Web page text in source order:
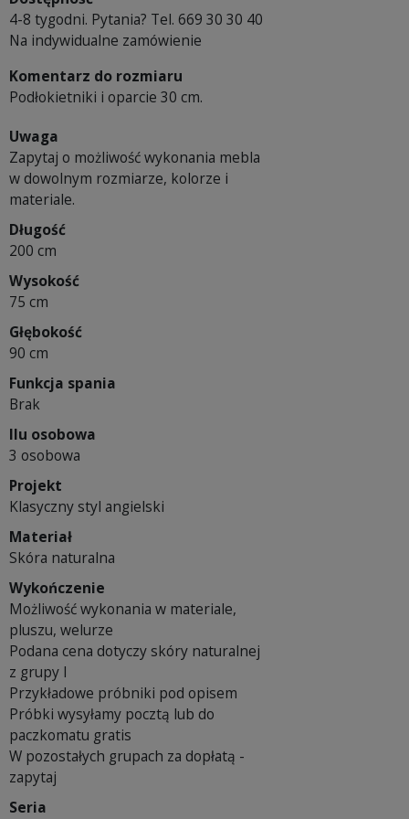
4-8 tygodni. Pytania? Tel. 669 30 30 40
Na indywidualne zamówienie
Komentarz do rozmiaru
Podłokietniki i oparcie 30 cm.
Uwaga
Zapytaj o możliwość wykonania mebla
w dowolnym rozmiarze, kolorze i
materiale.
Długość
200 cm
Wysokość
75 cm
Głębokość
90 cm
Funkcja spania
Brak
Ilu osobowa
3 osobowa
Projekt
Klasyczny styl angielski
Materiał
Skóra naturalna
Wykończenie
Możliwość wykonania w materiale,
pluszu, welurze
Podana cena dotyczy skóry naturalnej
z grupy I
Przykładowe próbniki pod opisem
Próbki wysyłamy pocztą lub do
paczkomatu gratis
W pozostałych grupach za dopłatą -
zapytaj
Seria